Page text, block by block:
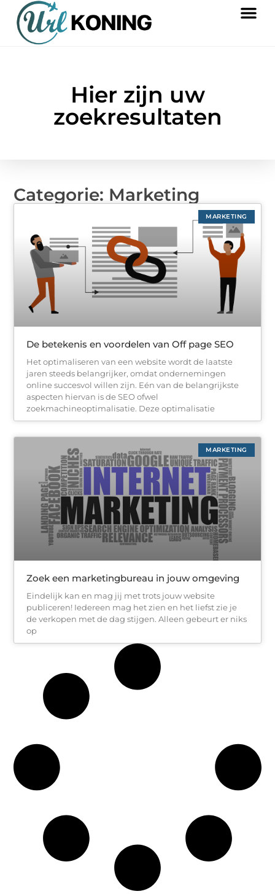
Hier zijn uw
zoekresultaten
Categorie: Marketing
MARKETING
De betekenis en voordelen van Off page SEO
Het optimaliseren van een website wordt de laatste
jaren steeds belangrijker, omdat ondernemingen
online succesvol willen zijn. Eén van de belangrijkste
aspecten hiervan is de SEO ofwel
zoekmachineoptimalisatie. Deze optimalisatie
MARKETING
Zoek een marketingbureau in jouw omgeving
Eindelijk kan en mag jij met trots jouw website
publiceren! Iedereen mag het zien en het liefst zie je
de verkopen met de dag stijgen. Alleen gebeurt er niks
op